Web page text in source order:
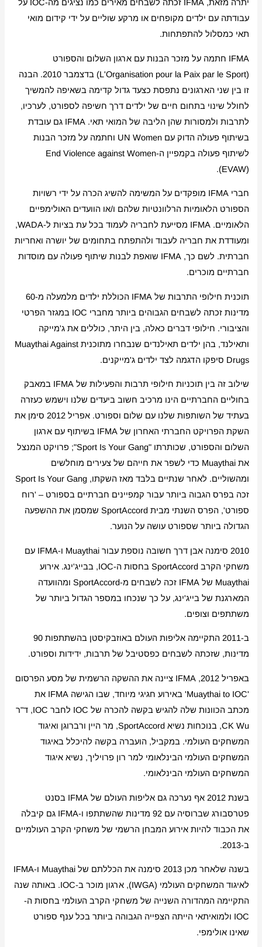
יתרה מזאת, IFMA זכתה לשבחים מאירים כמו נציגים מה-IOC על
עבודתה עם ילדים מקופחים או מרקע שוליים על ידי קידום מואי
תאי כמסלול להתפתחות.
IFMA חתמה על מזכר הבנות עם ארגון השלום והספורט
(L'Organisation pour la Paix par le Sport) בדצמבר 2010. הבנה
זו בין שני הארגונים נתפסת כצעד גדול קדימה בשאיפה להמשיך
לחולל שינוי בתחום חיים של ילדים דרך חשיפה לספורט, לערכיו,
לתרבות ולמסורות שהן הליבה של המואי תאי. IFMA גם עובדת
בשיתוף פעולה הדוק עם UN Women וחתמה על מזכר הבנות
לשיתוף פעולה בקמפיין ה-End Violence against Women
(EVAW).
חברי IFMA מופקדים על המשימה להשיג הכרה על ידי רשויות
הספורט הלאומיות הרלוונטיות שלהם ו/או הוועדים האולימפיים
הלאומיים. IFMA מסייעת לחבריה לעמוד בכל עת בציות ל-WADA,
ומעודדת את חבריה לעבוד ולהתפתח בתחומים של יושרה ואחריות
חברתית. לשם כך, IFMA שואפת לבנות שיתוף פעולה עם מוסדות
חברתיים מוכרים.
תוכנית חילופי התרבות של IFMA הכוללת ילדים מלמעלה מ-60
מדינות זכתה לשבחים הגבוהים ביותר מחברי IOC במגזר הפרטי
והציבורי. חילופי דברים כאלה, בין היתר, כוללים את ג'מייקה
ותאילנד, בהן ילדים תאילנדים שנבחרו מתוכנית Muaythai Against
Drugs סיפקו הדגמה לצד ילדים ג'מייקנים.
שילוב זה בין תוכניות חילופי תרבות והפעילות של IFMA במאבק
בחוליים החברתיים הינו מרכיב חשוב ביעדים שלנו וישמש כעזרה
בעתיד של השותפות שלנו עם שלום וספורט. אפריל 2012 סימן את
השקת הפרויקט החברתי האחרון של IFMA בשיתוף עם ארגון
השלום והספורט, שכותרתו "Sport Is Your Gang"; פרויקט המנצל
את Muaythai כדי לשפר את חייהם של צעירים מוחלשים
ומהשוליים. לאחר שנתיים בלבד מאז השקתו, Sport Is Your Gang
זכה בפרס הגבוה ביותר עבור קמפיינים חברתיים בספורט – 'רוח
ספורט', הפרס השנתי מבית SportAccord שמסמן את ההשפעה
הגדולה ביותר שספורט עושה על הנוער.
2010 סימנה אבן דרך חשובה נוספת עבור Muaythai ו-IFMA עם
משחקי הקרב SportAccord בחסות ה-IOC, בבייג'ינג. אירוע
Muaythai של IFMA זכה לשבחים מ-SportAccord ומהוועדה
המארגנת של בייג'ינג, על כך שנכחו במספר הגדול ביותר של
משתתפים וצופים.
ב-2011 התקיימה אליפות העולם באוזבקיסטן בהשתתפות 90
מדינות, שזכתה לשבחים כפסטיבל של תרבות, ידידות וספורט.
באפריל 2012, IFMA ציינה את ההשקה הרשמית של מסע הפרסום
'Muaythai to IOC' באירוע חגיגי מיוחד, שבו הגישה IFMA את
מכתב הכוונות שלה להגיש בקשה להכרה של IOC לחבר IOC, ד"ר
CK Wu, בנוכחות נשיא SportAccord, מר היין ורברוגן ואיגוד
המשחקים העולמי. במקביל, הועברה בקשה להיכלל באיגוד
המשחקים העולמי הבינלאומי למר רון פרויליך, נשיא איגוד
המשחקים העולמי הבינלאומי.
בשנת 2012 אף נערכה גם אליפות העולם של IFMA בסנט
פטרסבורג שברוסיה עם 92 מדינות שהשתתפו ו-IFMA גם קיבלה
את הכבוד להיות אירוע המבחן הרשמי של משחקי הקרב העולמיים
ב-2013.
בשנה שלאחר מכן 2013 סימנה את הכללתם של Muaythai ו-IFMA
לאיגוד המשחקים העולמי (IWGA), ארגון מוכר ב-IOC. באותה שנה
התקיימה המהדורה השנייה של משחקי הקרב העולמי בחסות ה-
IOC ולמואיתאי הייתה הצפייה הגבוהה ביותר בכל ענף ספורט
שאינו אולימפי.